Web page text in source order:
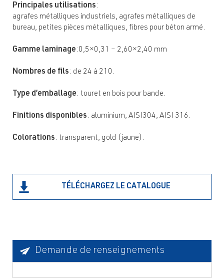
Principales utilisations:
agrafes métalliques industriels, agrafes métalliques de
bureau, petites pièces métalliques, fibres pour béton armé.
Gamme laminage:0,5×0,31 – 2,60×2,40 mm
Nombres de fils: de 24 à 210.
Type d’emballage: touret en bois pour bande.
Finitions disponibles: aluminium, AISI304, AISI 316.
Colorations: transparent, gold (jaune).
TÉLÉCHARGEZ LE CATALOGUE
Demande de renseignements